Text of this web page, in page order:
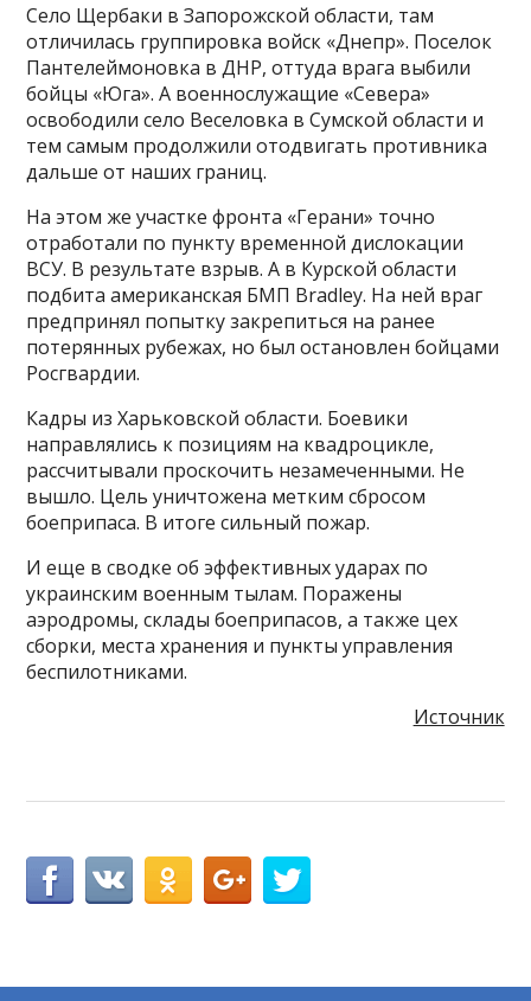
Село Щербаки в Запорожской области, там
отличилась группировка войск «Днепр». Поселок
Пантелеймоновка в ДНР, оттуда врага выбили
бойцы «Юга». А военнослужащие «Севера»
освободили село Веселовка в Сумской области и
тем самым продолжили отодвигать противника
дальше от наших границ.
На этом же участке фронта «Герани» точно
отработали по пункту временной дислокации
ВСУ. В результате взрыв. А в Курской области
подбита американская БМП Bradley. На ней враг
предпринял попытку закрепиться на ранее
потерянных рубежах, но был остановлен бойцами
Росгвардии.
Кадры из Харьковской области. Боевики
направлялись к позициям на квадроцикле,
рассчитывали проскочить незамеченными. Не
вышло. Цель уничтожена метким сбросом
боеприпаса. В итоге сильный пожар.
И еще в сводке об эффективных ударах по
украинским военным тылам. Поражены
аэродромы, склады боеприпасов, а также цех
сборки, места хранения и пункты управления
беспилотниками.
Источник